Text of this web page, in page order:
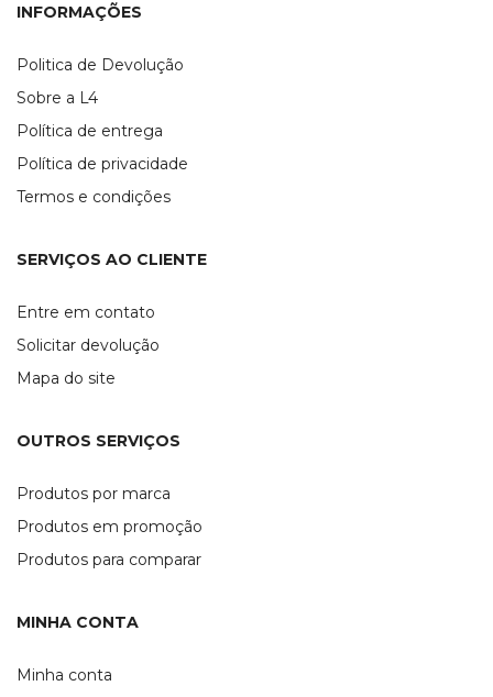
INFORMAÇÕES
Politica de Devolução
Sobre a L4
Política de entrega
Política de privacidade
Termos e condições
SERVIÇOS AO CLIENTE
Entre em contato
Solicitar devolução
Mapa do site
OUTROS SERVIÇOS
Produtos por marca
Produtos em promoção
Produtos para comparar
MINHA CONTA
Minha conta